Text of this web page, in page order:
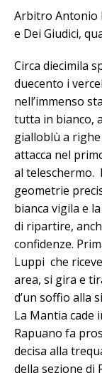
Arbitro Antonio
e Dei Giudici,
Circa diecimila
duecento i
nell’immenso
tutta in bianco,
gialloblù a
attacca nel
al teleschermo.
geometrie
bianca vigila e
di ripartire,
confidenze.
Luppi che
area, si gira e
d’un soffio alla
La Mantia cade
Rapuano fa
decisa alla
della sezione di